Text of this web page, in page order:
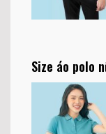
Size áo polo